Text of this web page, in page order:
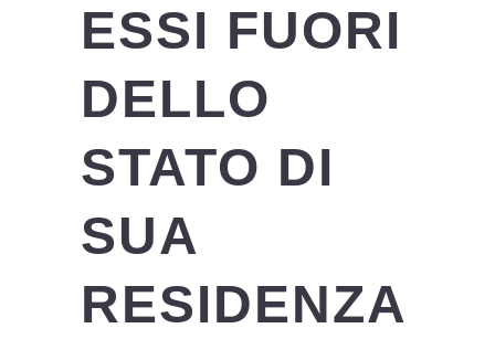
ESSI FUORI
DELLO
STATO DI
SUA
RESIDENZA